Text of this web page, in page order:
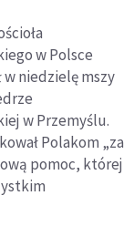
w Polsce
w niedzielę mszy
w Przemyślu.
Polakom „za
pomoc, której